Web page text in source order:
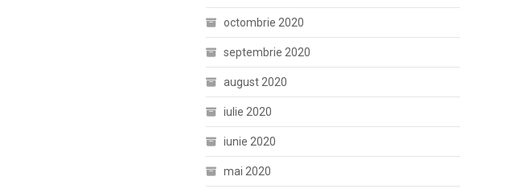
octombrie 2020
septembrie 2020
august 2020
iulie 2020
iunie 2020
mai 2020